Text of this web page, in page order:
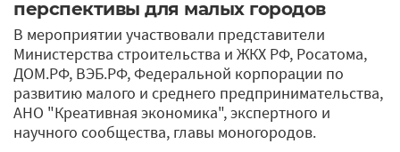
перспективы для малых городов
В мероприятии участвовали представители
Министерства строительства и ЖКХ РФ, Росатома,
ДОМ.РФ, ВЭБ.РФ, Федеральной корпорации по
развитию малого и среднего предпринимательства,
АНО "Креативная экономика", экспертного и
научного сообщества, главы моногородов.